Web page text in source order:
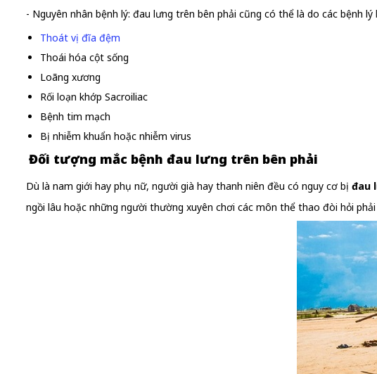
- Nguyên nhân bệnh lý: đau lưng trên bên phải cũng có thể là do các bệnh
Thoát vị đĩa đệm
Thoái hóa cột sống
Loãng xương
Rối loạn khớp Sacroiliac
Bệnh tim mạch
Bị nhiễm khuẩn hoặc nhiễm virus
Đối tượng mắc bệnh đau lưng trên bên phải
Dù là nam giới hay phụ nữ, người già hay thanh niên đều có nguy cơ bị đau
ngồi lâu hoặc những người thường xuyên chơi các môn thể thao đòi hỏi